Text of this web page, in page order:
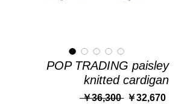
POP TRADING paisley
knitted cardigan
￥36,300 通￥32,670セ